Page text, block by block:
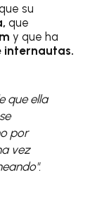
su
que
y que ha
internautas.
que ella
por
vez